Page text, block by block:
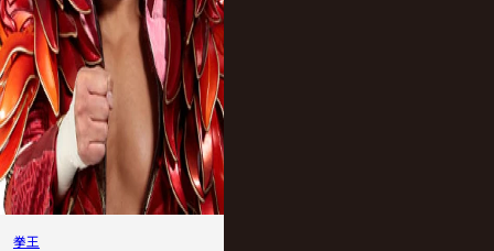
拳王